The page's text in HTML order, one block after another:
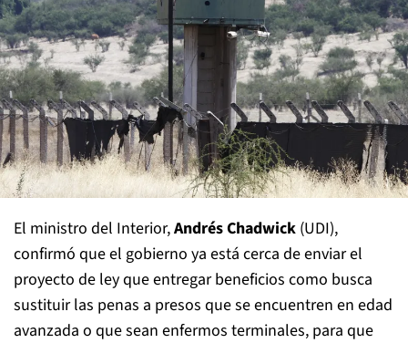
El ministro del Interior,Andrés Chadwick (UDI),
confirmó que el gobierno ya está cerca de enviar el
proyecto de ley que entregar beneficios como busca
sustituir las penas a presos que se encuentren en edad
avanzada o que sean enfermos terminales, para que